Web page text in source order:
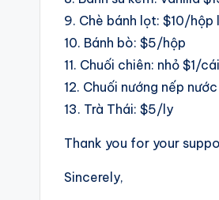
9. Chè bánh lọt: $10/hộp
10. Bánh bò: $5/hộp
11. Chuối chiên: nhỏ $1/
12. Chuối nướng nếp
13. Trà Thái: $5/ly
Thank you for your
Sincerely,